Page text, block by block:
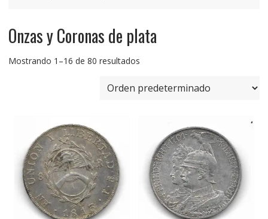
Onzas y Coronas de plata
Mostrando 1–16 de 80 resultados